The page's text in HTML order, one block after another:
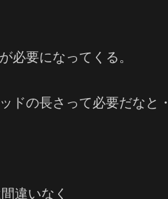
必要になってくる。
ドの長さって必要だなと
違いなく